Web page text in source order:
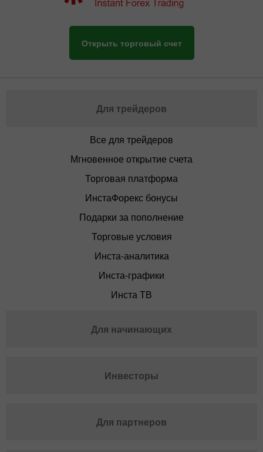
Открыть торговый счет
Для трейдеров
Все для трейдеров
Мгновенное открытие счета
Торговая платформа
ИнстаФорекс бонусы
Подарки за пополнение
Торговые условия
Инста-аналитика
Инста-графики
Инста ТВ
Для начинающих
Инвесторы
Для партнеров